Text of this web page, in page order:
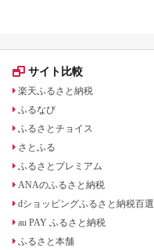
サイト比較
楽天ふるさと納税
ふるなび
ふるさとチョイス
さとふる
ふるさとプレミアム
ANAのふるさと納税
dショッピングふるさと納税百選
au PAY ふるさと納税
ふるさと本舗